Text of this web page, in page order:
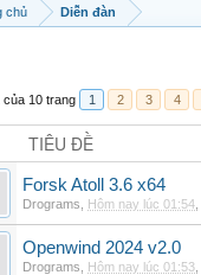
chủ Diễn đàn
của 10 trang 1 2 3 4
TIÊU ĐỀ
Forsk Atoll 3.6 x64
Drograms Hôm nay lúc 01:54
Openwind 2024 v2.0
Drograms Hôm nay lúc 01:53